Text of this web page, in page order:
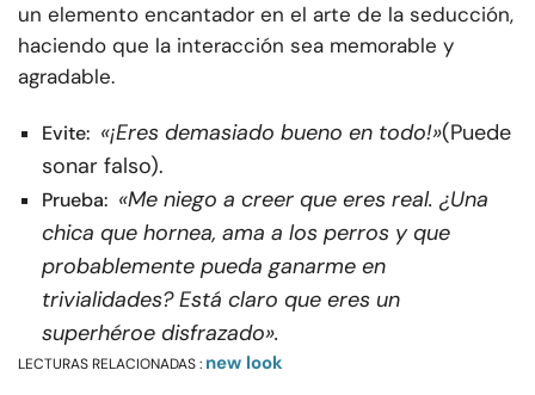
un elemento encantador en el arte de la seducción,
haciendo que la interacción sea memorable y
agradable.
Evite: «¡Eres demasiado bueno en todo!»(Puede
sonar falso).
Prueba: «Me niego a creer que eres real. ¿Una
chica que hornea, ama a los perros y que
probablemente pueda ganarme en
trivialidades? Está claro que eres un
superhéroe disfrazado».
LECTURAS RELACIONADAS : new look